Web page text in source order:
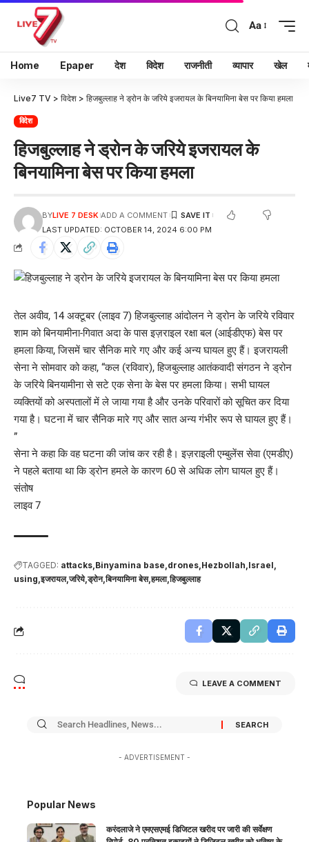
Aa
Home Epaper देश विदेश राजनीती व्यापार खेल
Live7 TV > विदेश > हिजबुल्लाह ने ड्रोन के जरिये इजरायल के बिनयामिना बेस पर किया हमला
विदेश
हिजबुल्लाह ने ड्रोन के जरिये इजरायल के
बिनयामिना बेस पर किया हमला
LAST UPDATED: OCTOBER 14, 2024 6:00 PM
BYLIVE 7 DESK ADD A COMMENT
तेल अवीव, 14 अक्टूबर (लाइव 7) हिजबुल्लाह आंदोलन ने ड्रोन के जरिये रविवार
शाम को बिनयामीना-गिवात अदा के पास इज़राइल रक्षा बल (आईडीएफ) बेस पर
हमला किया, जिसमें चार सैनिक मारे गए और कई अन्य घायल हुए हैं। इजरायली
सेना ने सोमवार को कहा, “कल (रविवार), हिजबुल्लाह आतंकवादी संगठन ने ड्रोन
के जरिये बिनयामीना से सटे एक सेना के बेस पर हमला किया। सभी घायल
व्यक्तियों को अस्पतालों में ले जाया गया है और उनके परिवारों को सूचित कर दिया
गया है। घटना में चार सैनिक मारे गए और सात अन्य गंभीर रूप से घायल हुए हैं।
”
सेना ने कहा कि वह घटना की जांच कर रही है। इज़राइली एम्बुलेंस सेवा (एमडीए)
ने पहले बताया था कि ड्रोन हमले के कारण 60 से अधिक लोग घायल हुए हैं।
संतोष
लाइव 7
TAGGED: attacks Binyamina base drones Hezbollah Israel
using इजरायल जरिये ड्रोन बिनयामिना बेस हमला हिजबुल्लाह
LEAVE A COMMENT
- ADVERTISEMENT -
Popular News
करंदलाजे ने एमएसएमई डिजिटल खरीद पर जारी की सर्वेक्षण